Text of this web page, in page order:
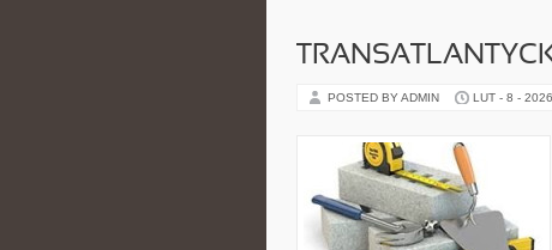
POSTED BY ADMIN LUT - 8 - 2026